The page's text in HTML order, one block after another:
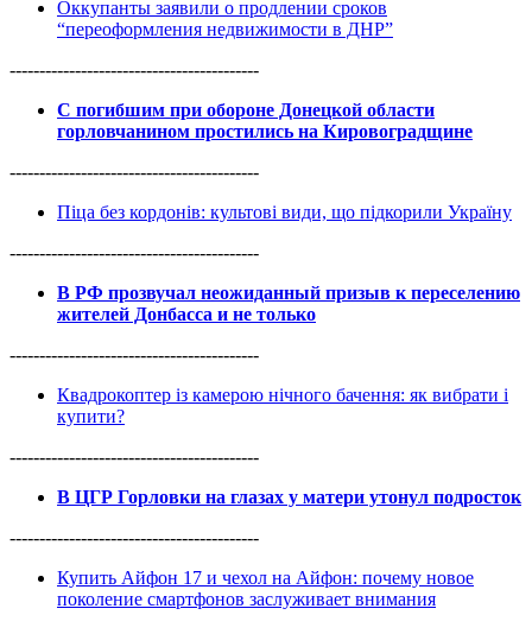
Оккупанты заявили о продлении сроков
“переоформления недвижимости в ДНР”
------------------------------------------
С погибшим при обороне Донецкой области
горловчанином простились на Кировоградщине
------------------------------------------
Піца без кордонів: культові види, що підкорили Україну
------------------------------------------
В РФ прозвучал неожиданный призыв к переселению
жителей Донбасса и не только
------------------------------------------
Квадрокоптер із камерою нічного бачення: як вибрати і
купити?
------------------------------------------
В ЦГР Горловки на глазах у матери утонул подросток
------------------------------------------
Купить Айфон 17 и чехол на Айфон: почему новое
поколение смартфонов заслуживает внимания